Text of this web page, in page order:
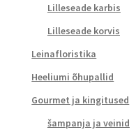
Lilleseade karbis
Lilleseade korvis
Leinafloristika
Heeliumi õhupallid
Gourmet ja kingitused
šampanja ja veinid